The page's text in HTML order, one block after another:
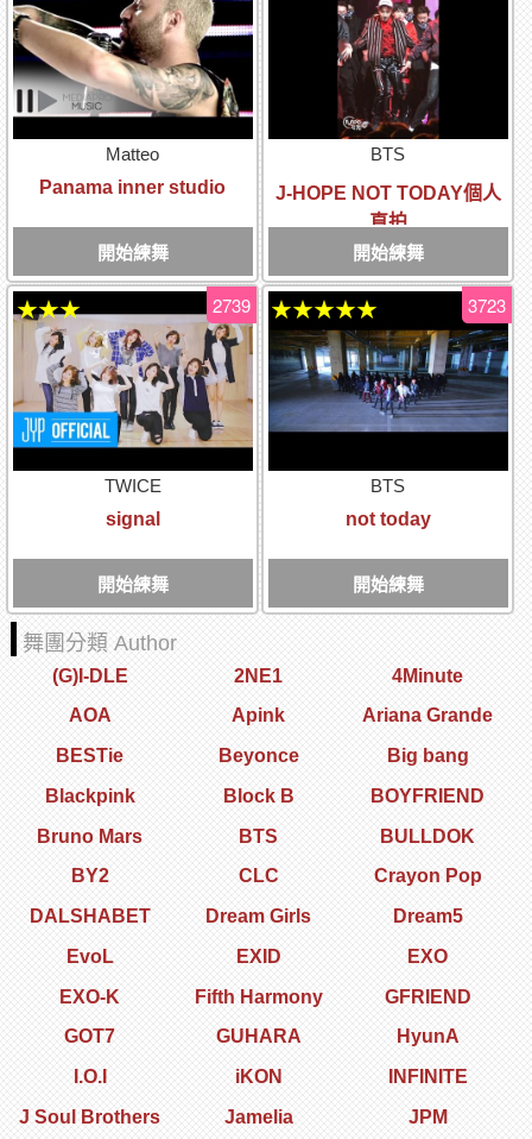
Matteo
Panama inner studio
開始練舞
BTS
J-HOPE NOT TODAY個人
直拍
開始練舞
TWICE
signal
開始練舞
2739
★★★
BTS
not today
開始練舞
3723
★★★★★
舞團分類 Author
(G)I-DLE 2NE1
4Minute
AOA
Apink
Ariana Grande
BESTie
Beyonce
Big bang
Blackpink
Block B
BOYFRIEND
Bruno Mars
BTS
BULLDOK
BY2
CLC
Crayon Pop
DALSHABET
Dream Girls
Dream5
EvoL
EXID
EXO
EXO-K
Fifth Harmony
GFRIEND
GOT7
GUHARA
HyunA
I.O.I
iKON
INFINITE
J Soul Brothers
Jamelia
JPM